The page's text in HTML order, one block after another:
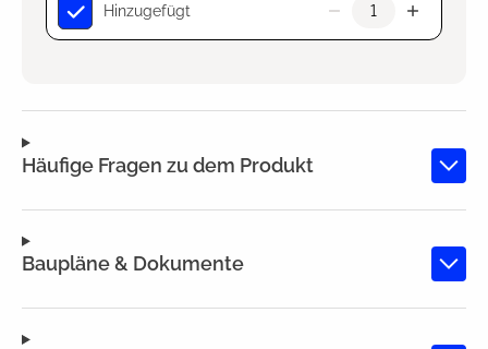
Hinzugefügt
Häufige Fragen zu dem Produkt
Baupläne & Dokumente